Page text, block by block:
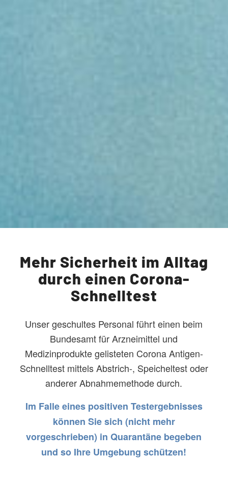
Mehr Sicherheit im Alltag
durch einen Corona-
Schnelltest
Unser geschultes Personal führt einen beim
Bundesamt für Arzneimittel und
Medizinprodukte gelisteten Corona Antigen-
Schnelltest mittels Abstrich-, Speicheltest oder
anderer Abnahmemethode durch.
Im Falle eines positiven Testergebnisses
können Sie sich (nicht mehr
vorgeschrieben) in Quarantäne begeben
und so Ihre Umgebung schützen!